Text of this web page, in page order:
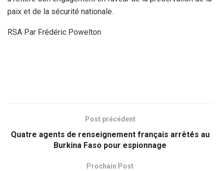
paix et de la sécurité nationale.
RSA Par Frédéric Powelton
Post précédent
Quatre agents de renseignement français arrêtés au
Burkina Faso pour espionnage
Prochain Post